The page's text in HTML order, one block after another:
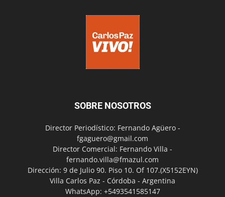
SOBRE NOSOTROS
Director Periodístico: Fernando Agüero -
fgaguero@gmail.com
Director Comercial: Fernando Villa -
fernando.villa@fmazul.com
Dirección: 9 de Julio 90. Piso 10. Of 107.(X5152EYN)
Villa Carlos Paz - Córdoba - Argentina
WhatsApp: +5493541585147